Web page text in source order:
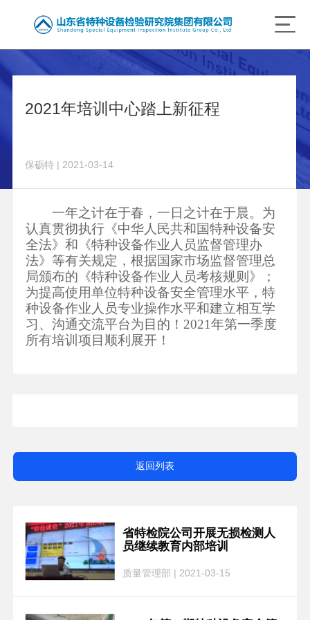
2021年培训中心踏上新征程
保砺特 | 2021-03-14
一年之计在于春，一日之计在于晨。为
认真贯彻执行《中华人民共和国特种设备安
全法》和《特种设备作业人员监督管理办
法》等有关规定，根据国家市场监督管理总
局颁布的《特种设备作业人员考核规则》；
为提高使用单位特种设备安全管理水平，特
种设备作业人员专业操作水平和建立相互学
习、沟通交流平台为目的！ 2021年第一季度
所有培训项目顺利展开！
返回列表
省特检院公司开展无损检测人
员继续教育内部培训
质量管理部 | 2021-03-15